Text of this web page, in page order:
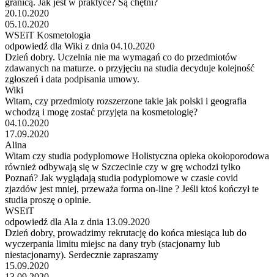
20.10.2020
05.10.2020
WSEiT Kosmetologia
odpowiedź dla Wiki z dnia 04.10.2020
Dzień dobry. Uczelnia nie ma wymagań co do przedmiotów
zdawanych na maturze. o przyjęciu na studia decyduje kolejność
zgłoszeń i data podpisania umowy.
Wiki
Witam, czy przedmioty rozszerzone takie jak polski i geografia
wchodzą i mogę zostać przyjęta na kosmetologię?
04.10.2020
17.09.2020
Alina
Witam czy studia podyplomowe Holistyczna opieka okołoporodowa
również odbywają się w Szczecinie czy w grę wchodzi tylko
Poznań? Jak wyglądają studia podyplomowe w czasie covid
zjazdów jest mniej, przeważa forma on-line ? Jeśli ktoś kończył te
studia proszę o opinie.
WSEiT
odpowiedź dla Ala z dnia 13.09.2020
Dzień dobry, prowadzimy rekrutację do końca miesiąca lub do
wyczerpania limitu miejsc na dany tryb (stacjonarny lub
niestacjonarny). Serdecznie zapraszamy
15.09.2020